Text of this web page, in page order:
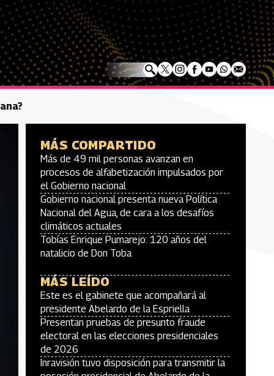
MÁS COMPARTIDO
Más de 49 mil personas avanzan en
procesos de alfabetización impulsados por
el Gobierno nacional
Gobierno nacional presenta nueva Política
Nacional del Agua, de cara a los desafíos
climáticos actuales
Tobías Enrique Pumarejo: 120 años del
natalicio de Don Toba
MÁS LEÍDO
Este es el gabinete que acompañará al
presidente Abelardo de la Espriella
Presentan pruebas de presunto fraude
electoral en las elecciones presidenciales
de 2026
Inravisión tuvo disposición para transmitir la